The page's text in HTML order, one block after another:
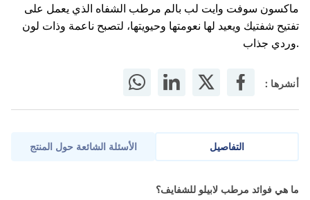
ماكسون سوفت وايت لب بالم مرطب الشفاه الذي يعمل على
تفتيح شفتيك ويعيد لها نعومتها وحيويتها، لتصبح ناعمة وذات لون
.وردي جذاب
أنشرها :
التفاصيل
استمتعي بشفاه رطبة ومشدودة وممتلئة مع مرطب الشفاه ماكسون.
الأسئلة الشائعة حول المنتج
ما هي فوائد مرطب لابيلو للشفايف؟